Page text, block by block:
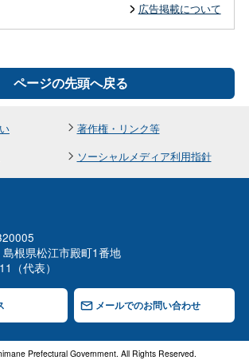
広告掲載について
ページの先頭へ戻る
著作権・リンク等
ソーシャルメディア利用指針
根県松江市殿町1番地
（代表）
メールでのお問い合わせ
Prefectural Government. All Rights Reserved.